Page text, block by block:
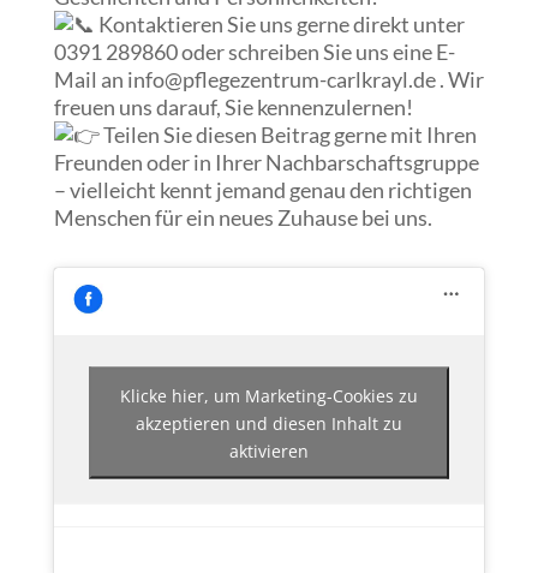
Kontaktieren Sie uns gerne direkt unter
0391 289860 oder schreiben Sie uns eine E-
Mail an info@pflegezentrum-carlkrayl.de . Wir
freuen uns darauf, Sie kennenzulernen!
Teilen Sie diesen Beitrag gerne mit Ihren
Freunden oder in Ihrer Nachbarschaftsgruppe
– vielleicht kennt jemand genau den richtigen
Menschen für ein neues Zuhause bei uns.
Klicke hier, um Marketing-Cookies zu
akzeptieren und diesen Inhalt zu
aktivieren